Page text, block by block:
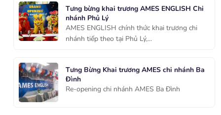
Tưng bừng khai trương AMES ENGLISH Chi
nhánh Phủ Lý
AMES ENGLISH chính thức khai trương chi
nhánh tiếp theo tại Phủ Lý,...
Tưng Bừng Khai trương AMES chi nhánh Ba
Đình
Re-opening chi nhánh AMES Ba Đình